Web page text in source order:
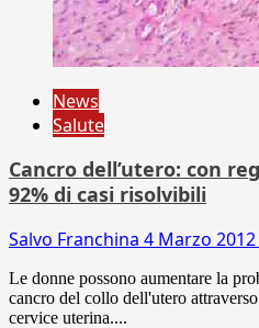
News
Salute
Cancro dell’utero: con
92% di casi risolvibili
Salvo Franchina 4 Marzo 2012
Le donne possono aumentare la
cancro del collo dell'utero
cervice uterina....